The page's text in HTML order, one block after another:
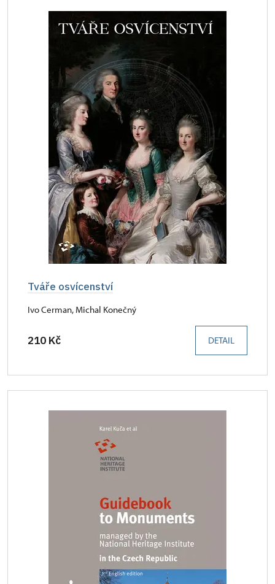
Tváře osvícenství
Ivo Cerman, Michal Konečný
210 Kč DETAIL